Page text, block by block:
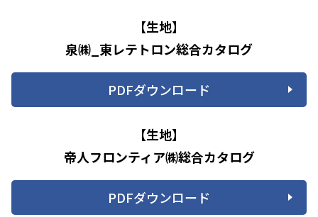
【生地】
泉㈱_東レテトロン総合カタログ
PDFダウンロード
【生地】
帝人フロンティア㈱総合カタログ
PDFダウンロード